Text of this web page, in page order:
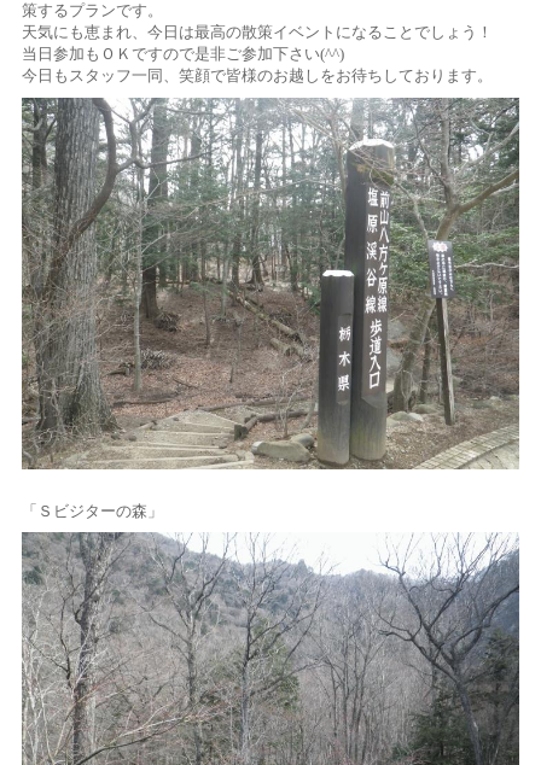
策するプランです。
天気にも恵まれ、今日は最高の散策イベントになることでしょう！
当日参加もＯＫですので是非ご参加下さい(^^)
今日もスタッフ一同、笑顔で皆様のお越しをお待ちしております。
「Ｓビジターの森」